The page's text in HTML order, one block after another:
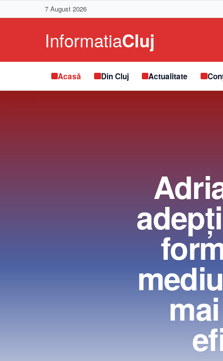
7 August 2026
Acasă Din Cluj Actualitate